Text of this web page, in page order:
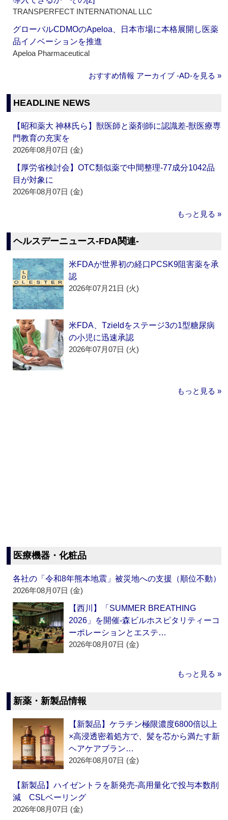
TRANSPERFECT INTERNATIONAL LLC
グローバルCDMOのApeloa、日本市場に本格展開し医薬
品イノベーションを推進
Apeloa Pharmaceutical
おすすめ情報 アーカイブ ‐AD‐を見る »
HEADLINE NEWS
【昭和薬大 神林氏ら】獣医師と薬剤師に認識差‐獣医療専
門教育の充実を
2026年08月07日 (金)
【厚労省検討会】OTC類似薬で中間整理‐77成分1042品
目が対象に
2026年08月07日 (金)
もっと見る »
ヘルスデーニュース‐FDA関連‐
米FDAが世界初の経口PCSK9阻害薬を承
認
2026年07月21日 (火)
米FDA、Tzieldをステージ3の1型糖尿病
の小児に迅速承認
2026年07月07日 (火)
もっと見る »
医療機器・化粧品
各社の「令和8年熊本地震」被災地への支援（順位不動）
2026年08月07日 (金)
【西川】「SUMMER BREATHING
2026」を開催‐森ビルホスピタリティーコ
ーポレーションとエステ…
2026年08月07日 (金)
もっと見る »
新薬・新製品情報
【新製品】ケラチン極限濃度6800倍以上
×高浸透密着処方で、髪を芯から満たす新
ヘアケアブラン…
2026年08月07日 (金)
【新製品】ハイゼントラを新発売‐高用量化で投与本数削
減 CSLベーリング
2026年08月07日 (金)